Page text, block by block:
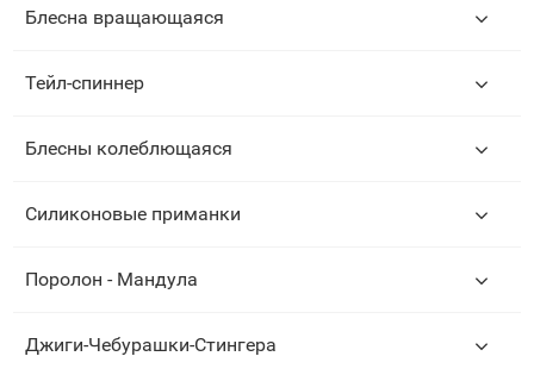
Блесна вращающаяся
Тейл-спиннер
Блесны колеблющаяся
Силиконовые приманки
Поролон - Мандула
Джиги-Чебурашки-Стингера